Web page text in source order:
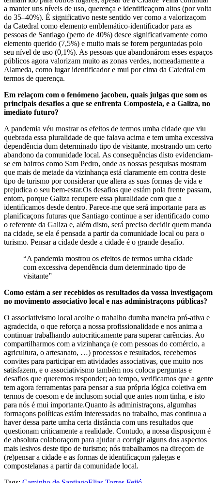
a manter uns níveis de uso, querença e identificaçom altos (por volta
do 35–40%). É significativo neste sentido ver como a valorizaçom
da Catedral como elemento emblemático-identificador para as
pessoas de Santiago (perto de 40%) desce significativamente como
elemento querido (7,5%) e muito mais se forem perguntadas polo
seu nível de uso (0,1%). As pessoas que abandonárom esses espaços
públicos agora valorizam muito as zonas verdes, nomeadamente a
Alameda, como lugar identificador e mui por cima da Catedral em
termos de querença.
Em relaçom com o fenómeno jacobeu, quais julgas que som os
principais desafios a que se enfrenta Compostela, e a Galiza, no
imediato futuro?
A pandemia véu mostrar os efeitos de termos umha cidade que viu
quebrada essa pluralidade de que falava acima e tem umha excessiva
dependência dum determinado tipo de visitante, mostrando um certo
abandono da comunidade local. As consequências disto evidenciam-
se em bairros como Sam Pedro, onde as nossas pesquisas mostram
que mais de metade da vizinhança está claramente em contra deste
tipo de turismo por considerar que altera as suas formas de vida e
prejudica o seu bem-estar.Os desafios que estám pola frente passam,
entom, porque Galiza recupere essa pluralidade com que a
identificamos desde dentro. Parece-me que será importante para as
planificaçons futuras que Santiago continue a ser identificado como
o referente da Galiza e, além disto, será preciso decidir quem manda
na cidade, se ela é pensada a partir da comunidade local ou para o
turismo. Pensar a cidade desde a cidade é o grande desafio.
“A pandemia mostrou os efeitos de termos umha cidade
com excessiva dependência dum determinado tipo de
visitante”
Como estám a ser recebidos os resultados da vossa investigaçom
no movimento associativo local e nas administraçons públicas?
O associativismo local acolhe o trabalho dumha maneira pró-ativa e
agradecida, o que reforça a nossa profissionalidade e nos anima a
continuar trabalhando autocriticamente para superar carências. Ao
compartilharmos com a vizinhança (e com pessoas do comércio, a
agricultura, o artesanato, …) processos e resultados, recebemos
convites para participar em atividades associativas, que muito nos
satisfazem, e o associativismo também nos coloca perguntas e
desafios que queremos responder; ao tempo, verificamos que a gente
tem agora ferramentas para pensar a sua própria lógica coletiva em
termos de coesom e de inclusom social que antes nom tinha, e isto
para nós é mui importante.Quanto às administraçons, algumhas
formaçons políticas estám interessadas no trabalho, mas continua a
haver dessa parte umha certa distância com uns resultados que
questionam criticamente a realidade. Contudo, a nossa disposiçom é
de absoluta colaboraçom para ajudar a corrigir alguns dos aspectos
mais lesivos deste tipo de turismo; nós trabalhamos na direçom de
(re)pensar a cidade e as formas de identificaçom galegas e
compostelanas a partir da comunidade local.